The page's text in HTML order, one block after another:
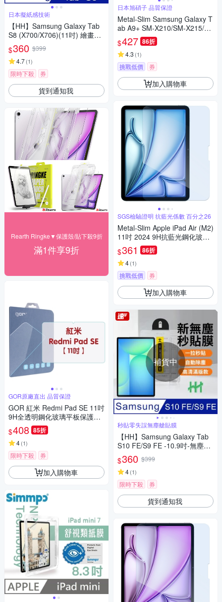
日本擬紙感技術
【HH】Samsung Galaxy Tab
S8 (X700/X706)(11吋) 繪畫紙
感保護貼系列
$360 $399
4.7(1)
限時下殺 券
貨到通知我
Rearth Ringke▼保護殼/貼下殺9折
滿1件享9折
GOR原廠直出 品質保證
GOR 紅米 Redmi Pad SE 11吋
9H全透明鋼化玻璃平板保護貼
公司貨
$408 85折
4(1)
限時下殺 券
加入購物車
日本旭硝子 品質保證
Metal-Slim Samsung Galaxy T
ab A9+ SM-X210/SM-X215/S
M-X216 9H弧邊耐磨防指紋鋼
化玻璃保護貼
$427 86折
4.3 (1)
挑戰低價 券
加入購物車
SGS檢驗證明 抗藍光係數 百分之26
Metal-Slim Apple iPad Air (M2)
11吋 2024 9H抗藍光鋼化玻璃
保護貼
$361 86折
4(1)
挑戰低價 券
加入購物車
補貨中
秒貼零失誤無塵艙貼膜
【HH】Samsung Galaxy Tab
S10 FE/S9 FE -10.9吋-無塵太
空艙貼膜
$360 $399
4(1)
限時下殺 券
貨到通知我